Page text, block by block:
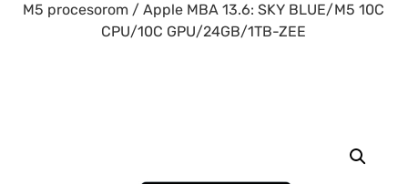
M5 procesorom/ Apple MBA 13.6: SKY BLUE/M5 10C
CPU/10C GPU/24GB/1TB-ZEE